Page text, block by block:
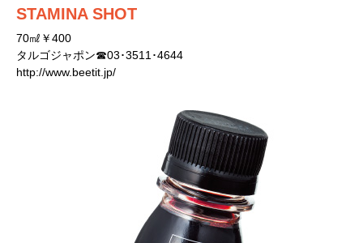
STAMINA SHOT
70㎖￥400
タルゴジャポン☎03･3511･4644
http://www.beetit.jp/